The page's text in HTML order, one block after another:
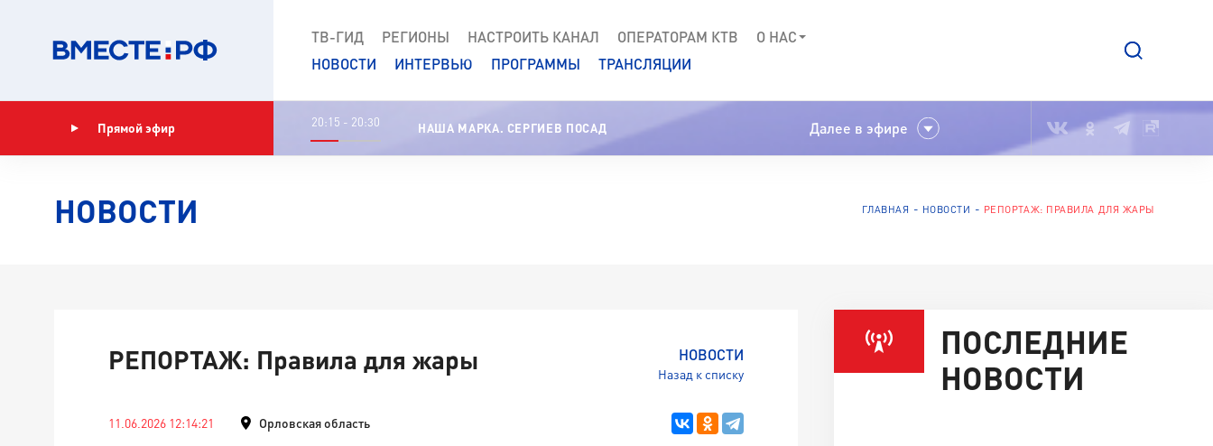
ТВ-ГИД РЕГИОНЫ НАСТРОИТЬ КАНАЛ ОПЕРАТОРАМ КТВ
О НАС
НОВОСТИ
ИНТЕРВЬЮ ПРОГРАММЫ ТРАНСЛЯЦИИ
Прямой эфир 20:15 - 20:30 НАША МАРКА. СЕРГИЕВ ПОСАД Далее в эфире
НОВОСТИ ГЛАВНАЯ НОВОСТИ РЕПОРТАЖ: ПРАВИЛА ДЛЯ ЖАРЫ
НОВОСТИ
Назад к списку
РЕПОРТАЖ: Правила для жары
11.06.2026 12:14:21 Орловская область
ПОСЛЕДНИЕ
НОВОСТИ